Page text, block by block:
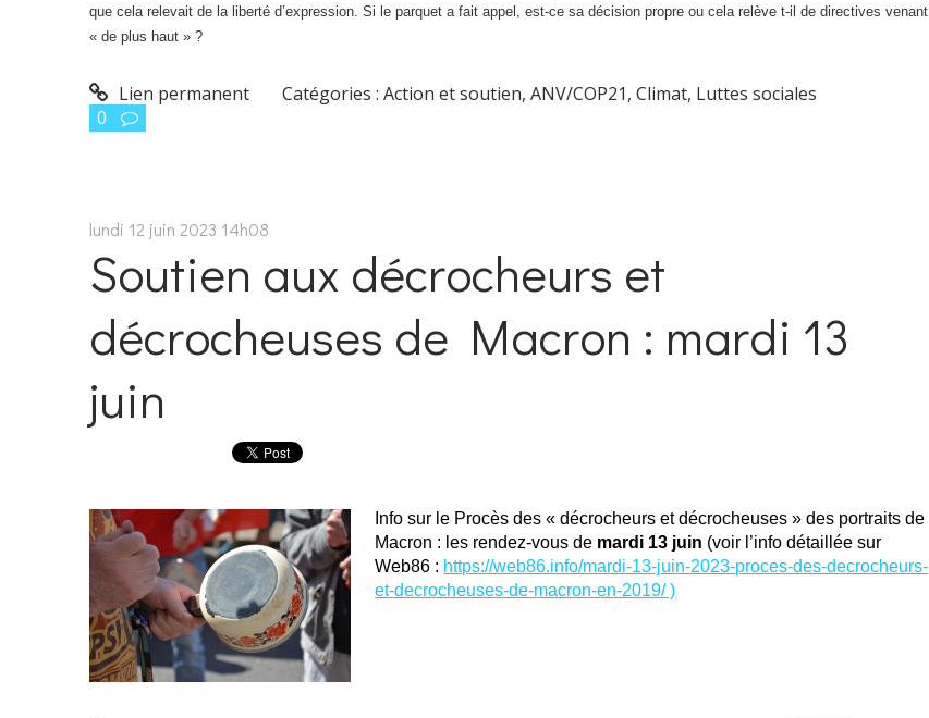
que cela relevait de la liberté d’expression. Si le parquet a fait appel, est-ce sa décision propre ou cela relève t-il de directives venant
« de plus haut » ?
Lien permanent Catégories :Action et soutien,ANV/COP21,Climat, Luttes sociales
0
lundi 12 juin 2023 14h08
Soutien aux décrocheurs et
décrocheuses de Macron : mardi 13
juin
Info sur le Procès des « décrocheurs et décrocheuses » des portraits de
Macron : les rendez-vous de mardi 13 juin (voir l’info détaillée sur
Web86 : https://web86.info/mardi-13-juin-2023-proces-des-decrocheurs-
et-decrocheuses-de-macron-en-2019/)